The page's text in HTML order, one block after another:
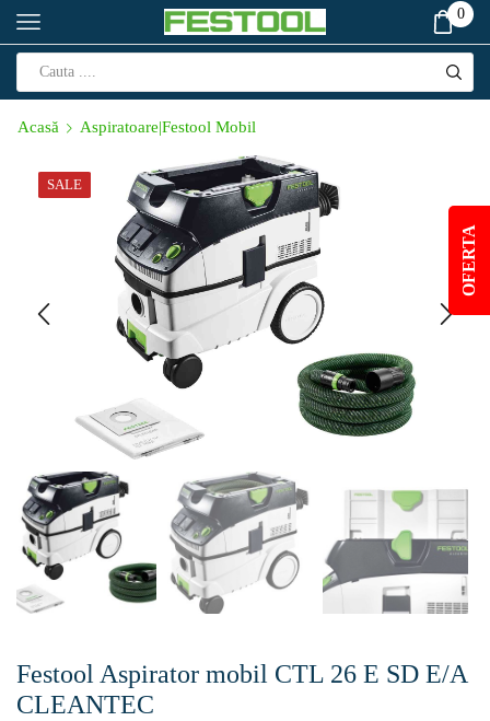
0
Acasă Aspiratoare|Festool Mobil
SALE
Festool Aspirator mobil CTL 26 E SD E/A
CLEANTEC
OFERTA